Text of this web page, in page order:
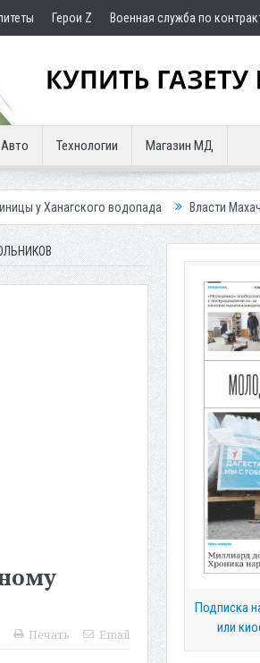
Герои Z Военная служба по
Авто Технологии Магазин МД
Власти Махачкалы планирует
Печать Email
Подписка
или